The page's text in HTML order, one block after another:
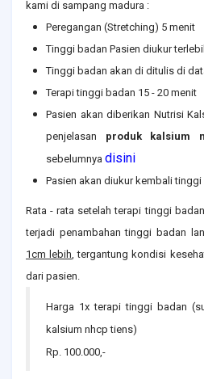
kami di sampang madura :
Peregangan (Stretching) 5 menit
Tinggi badan Pasien diukur
Tinggi badan akan di ditulis di
Terapi tinggi badan 15 - 20 menit
Pasien akan diberikan Nutrisi
penjelasan produk kalsium
sebelumnya disini
Pasien akan diukur kembali tinggi
Rata - rata setelah terapi tinggi
terjadi penambahan tinggi badan
1cm lebih, tergantung kondisi
dari pasien.
Harga 1x terapi tinggi badan
kalsium nhcp tiens)
Rp. 100.000,-